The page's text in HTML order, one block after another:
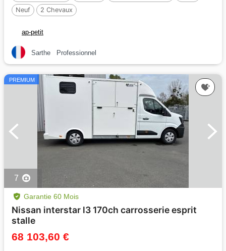
Neuf
2 Chevaux
ap-petit
Sarthe Professionnel
PREMIUM
7
Garantie 60 Mois
Nissan interstar l3 170ch carrosserie esprit
stalle
68 103,60 €